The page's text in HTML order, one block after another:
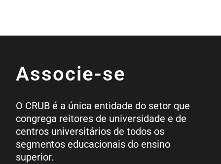
Associe-se
O CRUB é a única entidade do setor que
congrega reitores de universidade e de
centros universitários de todos os
segmentos educacionais do ensino
superior.